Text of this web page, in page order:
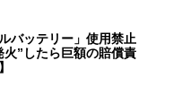
バッテリー」使用禁止
火”したら巨額の賠償責